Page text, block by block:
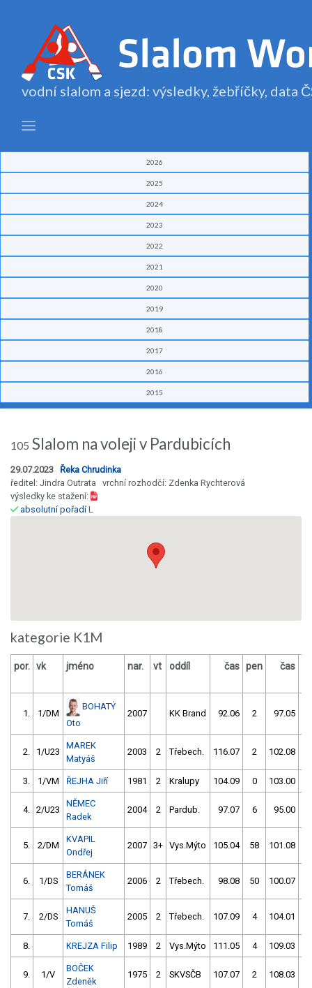
vodní slalom a sjezd: výsledky, žebříčky, data
2026
2025
2024
2023
2022
2021
2020
2019
2018
2017
2016
2015
105 Slalom na voleji v Pardubicích
29.07.2023 Řeka Chrudinka
ředitel: Jindra Outrata vrchní rozhodčí: Zdenka Rychterová
výsledky ke stažení:
absolutní pořadíL
kategorie K1M
por. vk jméno nar. vt oddíl čas pen čas
1. 1/DM
BOHATÝ
Oto
2007 KK Brand 92.06 2 97.05
2. 1/U23
MAREK
Matyáš
2003 2 Třebech. 116.07 2 102.08
3. 1/VM ŘEJHA Jiří 1981 2 Kralupy 104.09 0 103.00
4. 2/U23
NĚMEC
Radek
2004 2 Pardub. 97.07 6 95.00
5. 2/DM
KVAPIL
Ondřej
2007 3+ Vys.Mýto 105.04 58 101.08
6. 1/DS
BERÁNEK
Tomáš
2006 2 Třebech. 98.08 50 100.07
7. 2/DS
HANUŠ
Tomáš
2005 2 Třebech. 107.09 4 104.01
8. KREJZA Filip 1989 2 Vys.Mýto 111.05 4 109.03
9. 1/V
BOČEK
Zdeněk
1975 2 SKVSČB 107.07 2 108.03